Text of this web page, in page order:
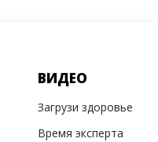
ВИДЕО
Загрузи здоровье
Время эксперта